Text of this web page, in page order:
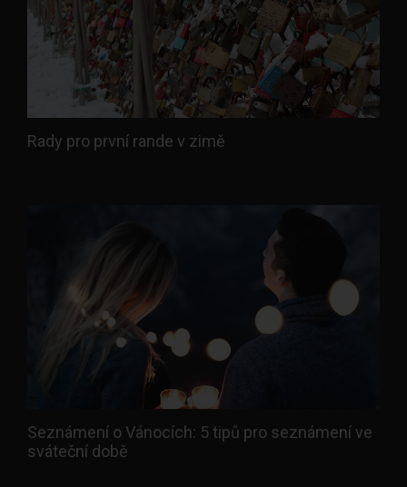
Rady pro první rande v zimě
Seznámení o Vánocích: 5 tipů pro seznámení ve
sváteční době